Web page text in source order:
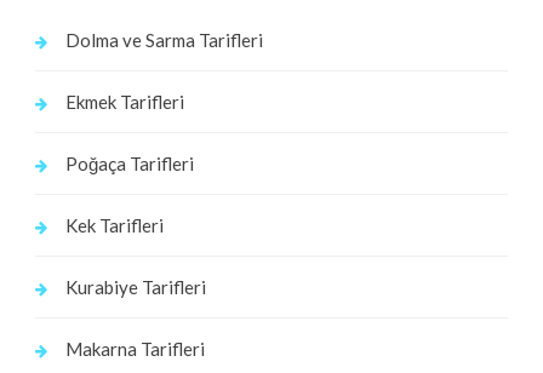
Dolma ve Sarma Tarifleri
Ekmek Tarifleri
Poğaça Tarifleri
Kek Tarifleri
Kurabiye Tarifleri
Makarna Tarifleri